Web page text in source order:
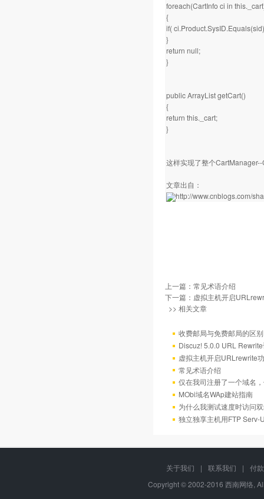
foreach(CartInfo ci in
{
if(
}
return null;
}
public ArrayList getCart()
{
return this._cart;
}
这样实现了整个
文章出自：
http://www.cnblogs.com/
上一篇： 常见术语介绍
下一篇： 虚拟主机开启
>> 相关文章
收费邮局与免费邮局的区别
Discuz! 5.0.0 URL
虚拟主机开启URLrewrite
常见术语介绍
仅在我司注册了一个域名
MObi域名WAp建站指南
为什么我测试速度时访问
独立独享主机用FTP Serv-
关于我们 | 联系我们 |
付
Copyright © 2002-2016 西南网络,